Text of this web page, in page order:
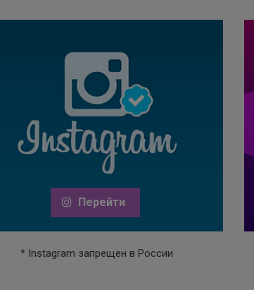
Перейти
* Instagram запрещен в России